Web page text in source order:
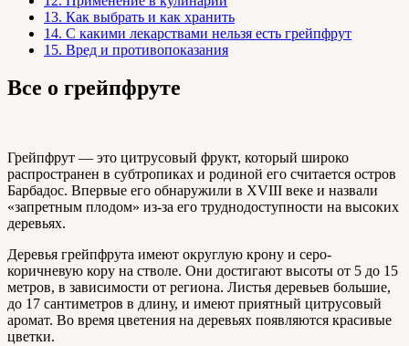
13. Как выбрать и как хранить
14. С какими лекарствами нельзя есть грейпфрут
15. Вред и противопоказания
Все о грейпфруте
Грейпфрут — это цитрусовый фрукт, который широко
распространен в субтропиках и родиной его считается остров
Барбадос. Впервые его обнаружили в XVIII веке и назвали
«запретным плодом» из-за его труднодоступности на высоких
деревьях.
Деревья грейпфрута имеют округлую крону и серо-
коричневую кору на стволе. Они достигают высоты от 5 до 15
метров, в зависимости от региона. Листья деревьев большие,
до 17 сантиметров в длину, и имеют приятный цитрусовый
аромат. Во время цветения на деревьях появляются красивые
цветки.